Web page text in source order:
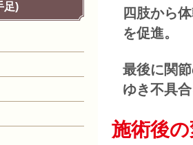
四肢から
を促進。
最後に関
ゆき不具
施術後
足)